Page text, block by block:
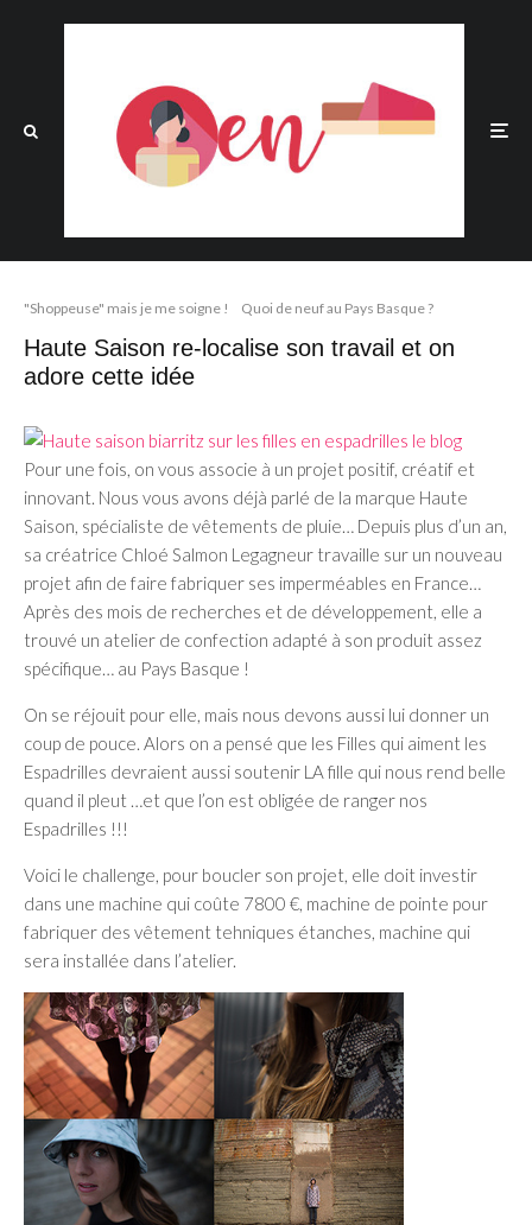
"Shoppeuse" mais je me soigne ! Quoi de neuf au Pays Basque ?
Haute Saison re-localise son travail et on
adore cette idée
Pour une fois, on vous associe à un projet positif, créatif et
innovant. Nous vous avons déjà parlé de la marque Haute
Saison, spécialiste de vêtements de pluie… Depuis plus d’un an,
sa créatrice Chloé Salmon Legagneur travaille sur un nouveau
projet afin de faire fabriquer ses imperméables en France…
Après des mois de recherches et de développement, elle a
trouvé un atelier de confection adapté à son produit assez
spécifique… au Pays Basque !
On se réjouit pour elle, mais nous devons aussi lui donner un
coup de pouce. Alors on a pensé que les Filles qui aiment les
Espadrilles devraient aussi soutenir LA fille qui nous rend belle
quand il pleut …et que l’on est obligée de ranger nos
Espadrilles !!!
Voici le challenge, pour boucler son projet, elle doit investir
dans une machine qui coûte 7800 €, machine de pointe pour
fabriquer des vêtement tehniques étanches, machine qui
sera installée dans l’atelier.